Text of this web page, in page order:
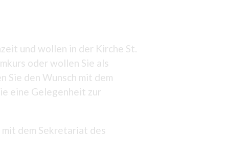
und wollen in der Kirche St.
oder wollen Sie als
Sie den Wunsch mit dem
eine Gelegenheit zur
dem Sekretariat des